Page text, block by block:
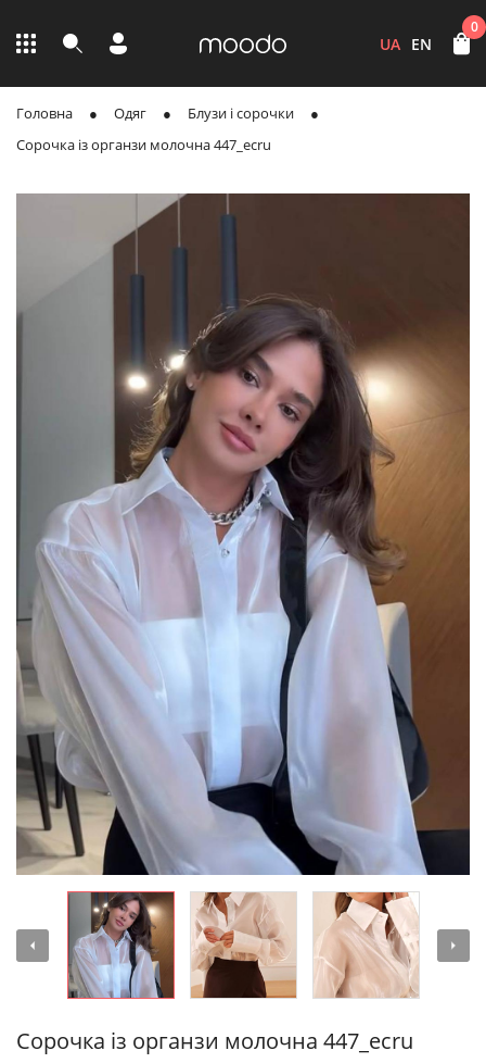
UA EN
0
Головна Одяг
Блузи і сорочки
Сорочка із органзи молочна 447_ecru
Сорочка із органзи молочна 447_ecru